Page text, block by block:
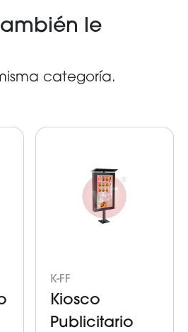
le
categoría.
K-FF
Kiosco
Publicitario